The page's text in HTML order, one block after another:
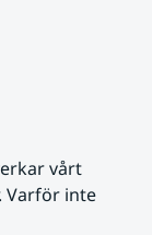
vårt
Varför inte